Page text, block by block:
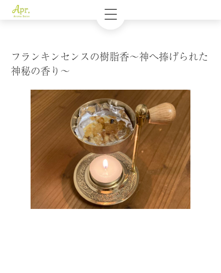
フランキンセンスの樹脂香～神へ捧げられた
神秘の香り～